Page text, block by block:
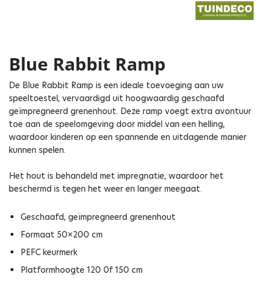
Blue Rabbit Ramp
De Blue Rabbit Ramp is een ideale toevoeging aan uw
speeltoestel, vervaardigd uit hoogwaardig geschaafd
geïmpregneerd grenenhout. Deze ramp voegt extra avontuur
toe aan de speelomgeving door middel van een helling,
waardoor kinderen op een spannende en uitdagende manier
kunnen spelen.
Het hout is behandeld met impregnatie, waardoor het
beschermd is tegen het weer en langer meegaat.
Geschaafd, geïmpregneerd grenenhout
Formaat 50×200 cm
PEFC keurmerk
Platformhoogte 120 0f 150 cm